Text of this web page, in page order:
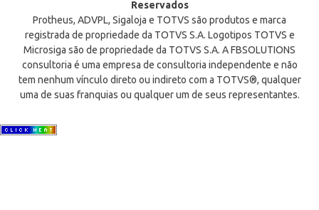
Reservados
Protheus, ADVPL, Sigaloja e TOTVS são produtos e marca
registrada de propriedade da TOTVS S.A. Logotipos TOTVS e
Microsiga são de propriedade da TOTVS S.A. A FBSOLUTIONS
consultoria é uma empresa de consultoria independente e não
tem nenhum vínculo direto ou indireto com a TOTVS®, qualquer
uma de suas franquias ou qualquer um de seus representantes.